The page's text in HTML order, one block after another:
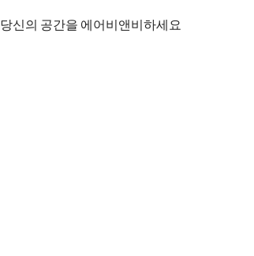
당신의 공간을 에어비앤비하세요